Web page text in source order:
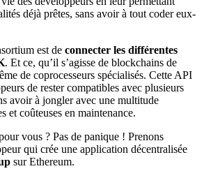
déjà prêtes, sans avoir à tout coder eux-
est de connecter les différentes
. Et ce, qu’il s’agisse de blockchains de
de coprocesseurs spécialisés. Cette API
de rester compatibles avec plusieurs
avoir à jongler avec une multitude
et coûteuses en maintenance.
vous ? Pas de panique ! Prenons
qui crée une application décentralisée
sur Ethereum.